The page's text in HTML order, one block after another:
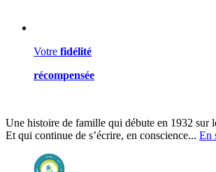
Votre fidélité
récompensée
Une histoire de famille qui débute en 1932 sur
Et qui continue de s’écrire, en conscience... En